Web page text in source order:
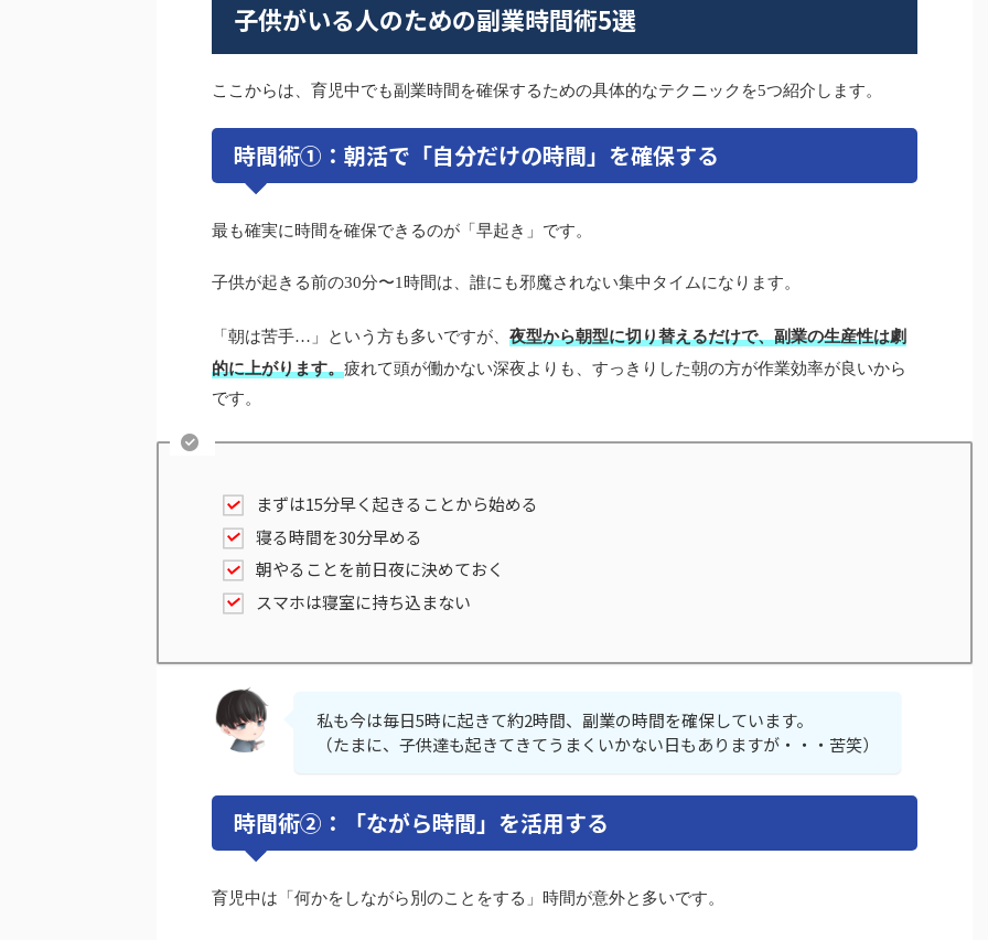
子供がいる人のための副業時間術5選
ここからは、育児中でも副業時間を確保するための具体的なテクニックを5つ紹介します。
時間術①：朝活で「自分だけの時間」を確保する
最も確実に時間を確保できるのが「早起き」です。
子供が起きる前の30分〜1時間は、誰にも邪魔されない集中タイムになります。
「朝は苦手…」という方も多いですが、 夜型から朝型に切り替えるだけで、副業の生産性は劇
的に上がります。疲れて頭が働かない深夜よりも、すっきりした朝の方が作業効率が良いから
です。
まずは15分早く起きることから始める
寝る時間を30分早める
朝やることを前日夜に決めておく
スマホは寝室に持ち込まない
私も今は毎日5時に起きて約2時間、副業の時間を確保しています。
（たまに、子供達も起きてきてうまくいかない日もありますが・・・苦笑）
時間術②：「ながら時間」を活用する
育児中は「何かをしながら別のことをする」時間が意外と多いです。